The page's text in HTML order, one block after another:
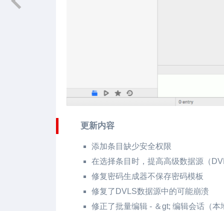
更新内容
添加条目缺少安全权限
在选择条目时，提高高级数据源（
修复密码生成器不保存密码模板
修复了DVLS数据源中的可能崩溃
修正了批量编辑 - ＆gt; 编辑会话（